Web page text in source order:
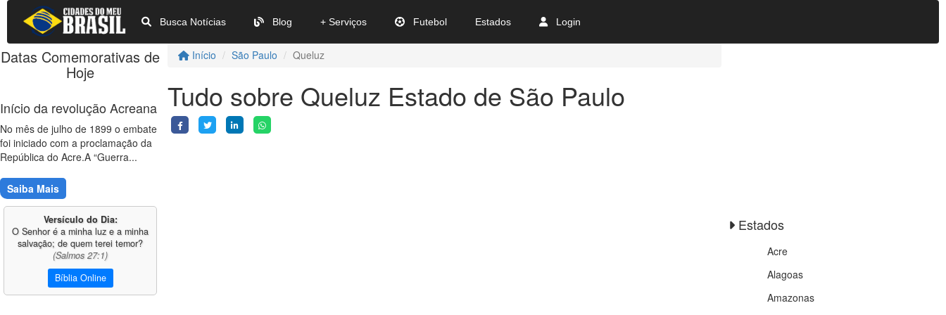
Busca Notícias Blog + Serviços Futebol Estados Login
Início São Paulo Queluz
Tudo sobre Queluz Estado de São Paulo
Datas Comemorativas de
Hoje
Início da revolução Acreana
No mês de julho de 1899 o embate
foi iniciado com a proclamação da
República do Acre.A “Guerra...
Saiba Mais
Versículo do Dia:
O Senhor é a minha luz e a minha
salvação; de quem terei temor?
(Salmos 27:1)
Bíblia Online
Estados
Acre
Alagoas
Amazonas